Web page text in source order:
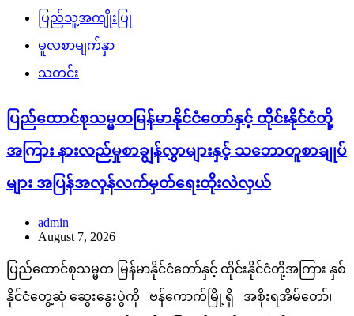
ပြည်သူ့အကျိုးပြု
မူလစာမျက်နှာ
သတင်း
ပြည်ထောင်စုသမ္မတမြန်မာနိုင်ငံတော်နှင့် ထိုင်းနိုင်ငံတို့
အကြား နားလည်မှုစာချွန်လွှာများနှင့် သဘောတူစာချုပ်
များ အပြန်အလှန်လက်မှတ်ရေးထိုးလဲလှယ်
admin
August 7, 2026
ပြည်ထောင်စုသမ္မတ မြန်မာနိုင်ငံတော်နှင့် ထိုင်းနိုင်ငံတို့အကြား နှစ်
နိုင်ငံတွေ့ဆုံ ဆွေးနွေးပွဲကို ဗန်ကောက်မြို့ရှိ အစိုးရအိမ်တော်၊